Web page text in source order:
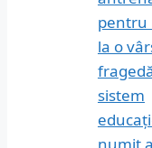
pentru
la o
sistem